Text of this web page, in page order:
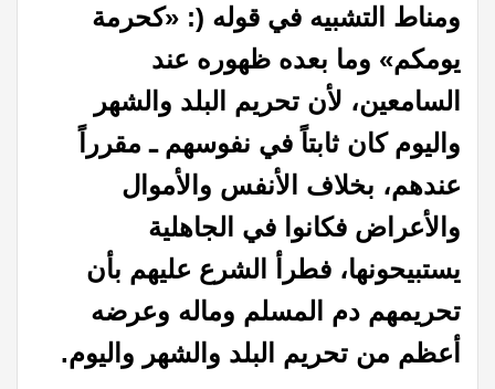
ومناط التشبيه في قوله (: «كحرمة
يومكم» وما بعده ظهوره عند
السامعين، لأن تحريم البلد والشهر
واليوم كان ثابتاً في نفوسهم ـ مقرراً
عندهم، بخلاف الأنفس والأموال
والأعراض فكانوا في الجاهلية
يستبيحونها، فطرأ الشرع عليهم بأن
تحريمهم دم المسلم وماله وعرضه
أعظم من تحريم البلد والشهر واليوم.